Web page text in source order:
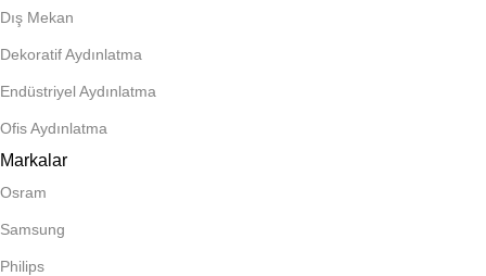
Dış Mekan
Dekoratif Aydınlatma
Endüstriyel Aydınlatma
Ofis Aydınlatma
Markalar
Osram
Samsung
Philips